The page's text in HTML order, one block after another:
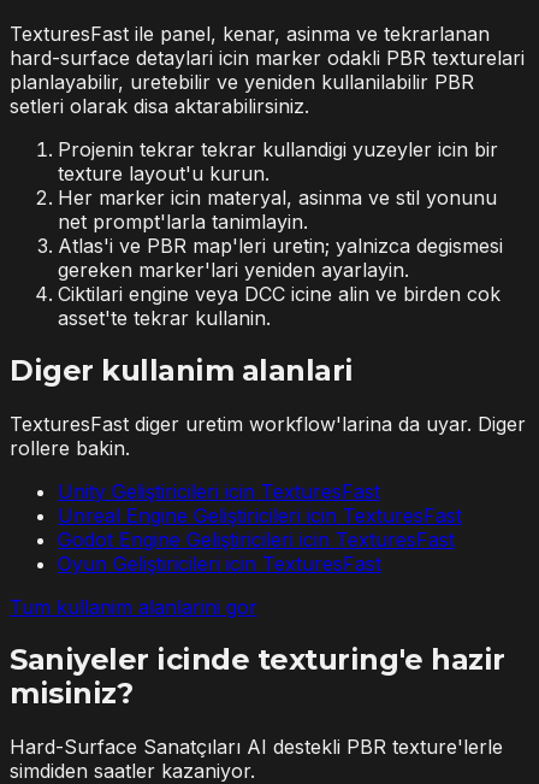
TexturesFast ile panel, kenar, asinma ve tekrarlanan
hard-surface detaylari icin marker odakli PBR texturelari
planlayabilir, uretebilir ve yeniden kullanilabilir PBR
setleri olarak disa aktarabilirsiniz.
Projenin tekrar tekrar kullandigi yuzeyler icin bir
texture layout'u kurun.
Her marker icin materyal, asinma ve stil yonunu
net prompt'larla tanimlayin.
Atlas'i ve PBR map'leri uretin; yalnizca degismesi
gereken marker'lari yeniden ayarlayin.
Ciktilari engine veya DCC icine alin ve birden cok
asset'te tekrar kullanin.
Diger kullanim alanlari
TexturesFast diger uretim workflow'larina da uyar. Diger
rollere bakin.
Unity Geliştiricileri icin TexturesFast
Unreal Engine Geliştiricileri icin TexturesFast
Godot Engine Geliştiricileri icin TexturesFast
Oyun Geliştiricileri icin TexturesFast
Tum kullanim alanlarini gor
Saniyeler icinde texturing'e hazir
misiniz?
Hard-Surface Sanatçıları AI destekli PBR texture'lerle
simdiden saatler kazaniyor.